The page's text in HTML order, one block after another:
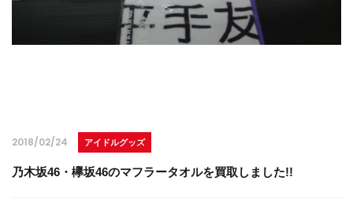
2018/02/24 アイドルグッズ
乃木坂46・欅坂46のマフラータオルを買取しました!!